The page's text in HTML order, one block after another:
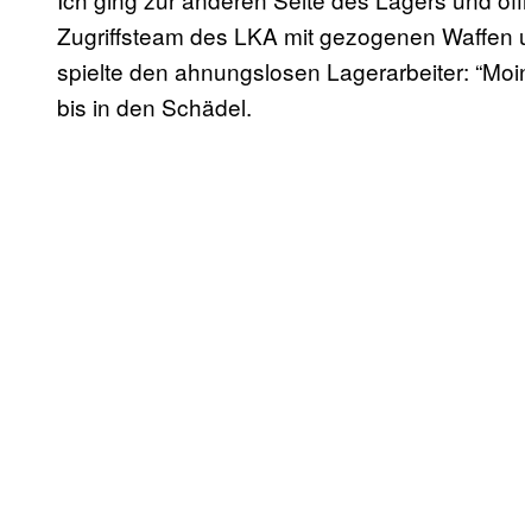
Zugriffsteam des LKA mit gezogenen
spielte den ahnungslosen Lagerarbeiter:
bis in den Schädel.